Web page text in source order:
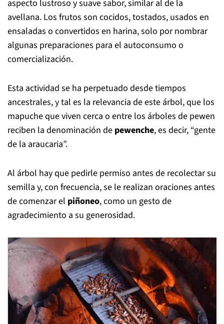
árbol sagrado porque en tiempos difíciles, de escasez
de alimento, nos entregó su fruto”, relata Navarro
Manquilef, con quien costó establecer contacto porque
andaba, precisamente, visitando a las araucarias allá
arriba, en la cordillera, ad portas del inicio de la
desarrolla entre marzo y abril. Estas semillas, de dos a
cuatro centímetros de largo por uno a dos centímetros
de ancho, se caracterizan por su color castaño-rojizo,
aspecto lustroso y suave sabor, similar al de la
avellana. Los frutos son cocidos, tostados, usados en
algunas preparaciones para el autoconsumo o
comercialización.
Esta actividad se ha perpetuado desde tiempos
mapuche que viven cerca o entre los árboles de pewen
reciben la denominación de pewenche, es decir, “gente
de la araucaria”.
Al árbol hay que pedirle permiso antes de recolectar su
semilla y, con frecuencia, se le realizan oraciones antes